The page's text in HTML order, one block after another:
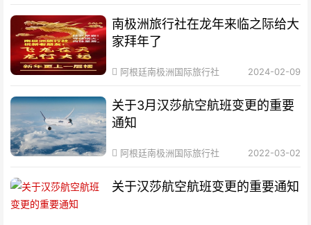
南极洲旅行社在龙年来临之际给大
家拜年了
阿根廷南极洲国际旅行社 2024-02-09
关于3月汉莎航空航班变更的重要
通知
阿根廷南极洲国际旅行社 2022-03-02
关于汉莎航空航班变更的重要通知